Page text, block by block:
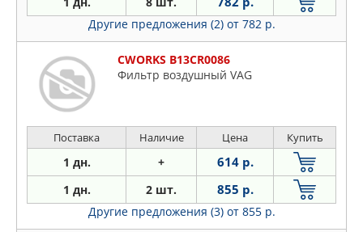
Другие предложения (2) от 782 р.
CWORKS B13CR0086
Фильтр воздушный VAG
Поставка Наличие Цена Купить
1 дн. + 614 р.
1 дн. 2 шт. 855 р.
Другие предложения (3) от 855 р.